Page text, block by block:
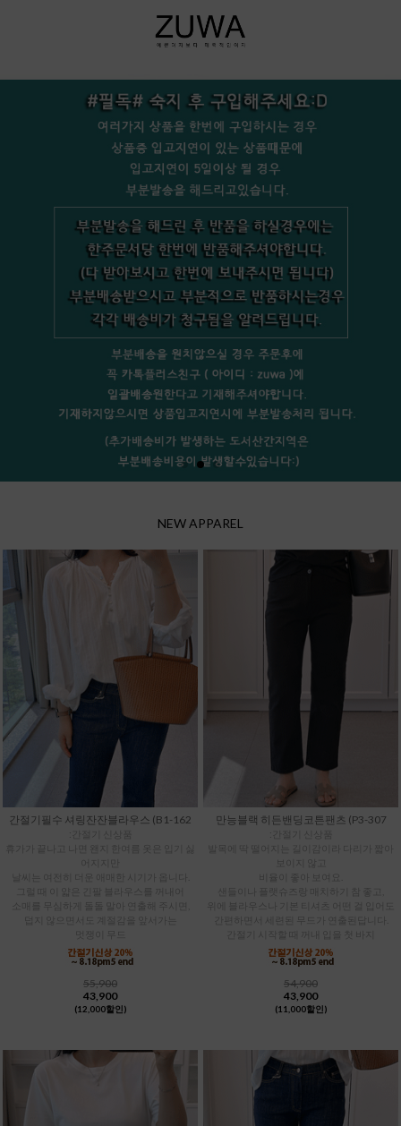
NEW APPAREL
간절기필수 셔링잔잔블라우스 (B1-162
:간절기 신상품
휴가가 끝나고 나면 왠지 한여름 옷은 입기 싫
날씨는 여전히 더운 애매한 시기가 옵니다.
그럴 때 이 얇은 긴팔 블라우스를 꺼내어
소매를 무심하게 돌돌 말아 연출해 주시면,
덥지 않으면서도 계절감을 앞서가는
멋쟁이 무드
55,900
43,900
(12,000할인)
만능블랙 히든밴딩코튼팬츠 (P3-307
:간절기 신상품
발목에 딱 떨어지는 길이감이라 다리가 짧아
비율이 좋아 보여요.
샌들이나 플랫슈즈랑 매치하기 참 좋고,
위에 블라우스나 기본 티셔츠 어떤 걸 입어도
간편하면서 세련된 무드가 연출된답니다.
간절기 시작할 때 꺼내 입을 첫 바지
54,900
43,900
(11,000할인)